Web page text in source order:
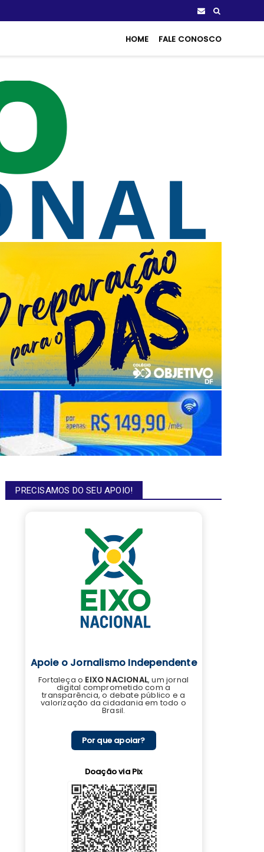
HOME FALE CONOSCO
PRECISAMOS DO SEU APOIO!
Apoie o Jornalismo Independente
Fortaleça o EIXO NACIONAL, um jornal
digital comprometido com a
transparência, o debate público e a
valorização da cidadania em todo o
Brasil.
Por que apoiar?
Doação via Pix